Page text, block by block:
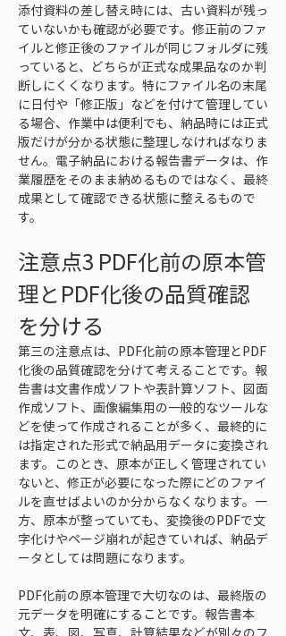
添付資料の差し替え時には、古い資料が残っ
ていないかも確認が必要です。修正前のファ
イルと修正後のファイルが同じフォルダに残
っていると、どちらが正式な成果品なのか判
断しにくくなります。特にファイル名の末尾
に日付や「修正版」などを付けて管理してい
る場合、作業中は便利でも、納品時には正式
版だけが分かる状態に整理しなければなりま
せん。電子納品における報告書データは、作
業履歴をそのまま納めるものではなく、最終
成果として確認できる状態に整えるもので
す。
注意点3 PDF化前の原本管
理とPDF化後の品質確認
を分ける
第三の注意点は、PDF化前の原本管理とPDF
化後の品質確認を分けて考えることです。報
告書は文書作成ソフトや表計算ソフト、図面
作成ソフト、画像編集用の一般的なツールな
どを使って作成されることが多く、最終的に
は指定された形式で納品用データに変換され
ます。このとき、原本が正しく管理されてい
ないと、修正が必要になった際にどのファイ
ルを直せばよいのか分からなくなります。一
方、原本が整っていても、変換後のPDFで文
字化けやページ崩れが起きていれば、納品デ
ータとしては問題になります。
PDF化前の原本管理で大切なのは、最終版の
元データを明確にすることです。報告書本
文、表、図、写真、計算結果などが別々のフ